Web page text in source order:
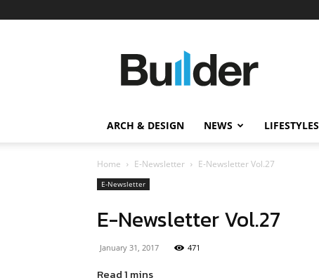
ข่าว
ก่อสร้าง
ARCH & DESIGN NEWS LIFESTYLES
Home E-Newsletter E-Newsletter Vol.27
E-Newsletter
E-Newsletter Vol.27
January 31, 2017 471